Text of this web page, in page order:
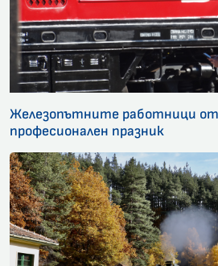
Железопътните работници
професионален празник